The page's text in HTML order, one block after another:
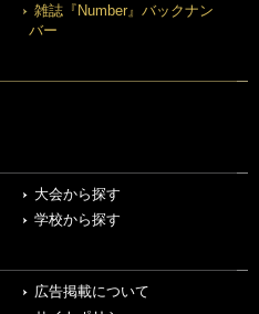
雑誌『Number』バックナン
バー
大会から探す
学校から探す
広告掲載について